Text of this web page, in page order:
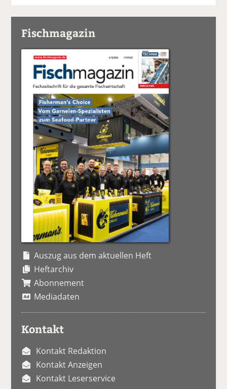
Fischmagazin
Auszug aus dem aktuellen Heft
Heftarchiv
Abonnement
Mediadaten
Kontakt
Kontakt Redaktion
Kontakt Anzeigen
Kontakt Leserservice